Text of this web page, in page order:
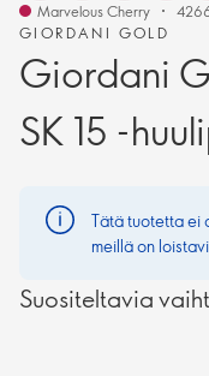
GIORDANI GOLD
Giordani
SK 15 -
Marvelous Cherry
Tätä tuotetta ei
meillä on
Suositeltavia